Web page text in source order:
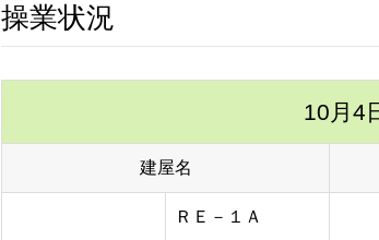
操業状況
10月4
建屋名
ＲＥ－１Ａ